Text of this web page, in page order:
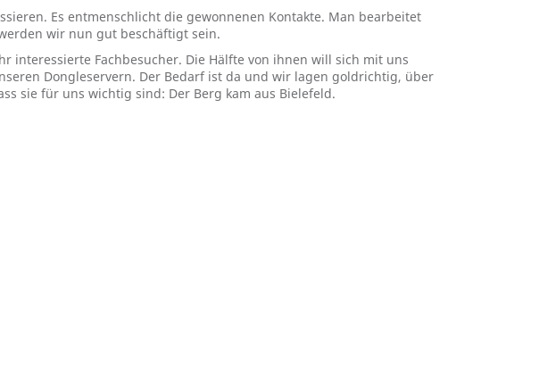
Es entmenschlicht die gewonnenen Kontakte. Man bearbeitet
wir nun gut beschäftigt sein.
interessierte Fachbesucher. Die Hälfte von ihnen will sich mit uns
Dongleservern. Der Bedarf ist da und wir lagen goldrichtig, über
sie für uns wichtig sind: Der Berg kam aus Bielefeld.